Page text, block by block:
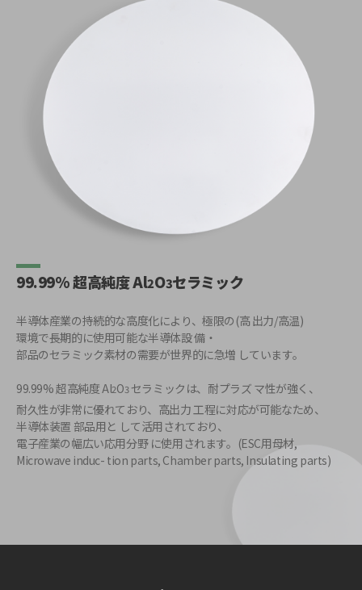
99.99% 超高純度 Al2O3セラミック
半導体産業の持続的な高度化により、極限の(高 出力/高温)
環境で長期的に使用可能な半導体設 備・
部品のセラミック素材の需要が世界的に急増 しています。
99.99% 超高純度 Al2O3セラミックは、耐プラズ マ性が強く、
耐久性が非常に優れており、高出力 工程に対応が可能なため、
半導体装置 部品用と して活用されており、
電子産業の幅広い応用分野 に使用されます。(ESC用母材,
Microwave induc- tion parts, Chamber parts, Insulating parts)